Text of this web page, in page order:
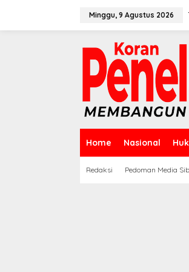
Minggu, 9 Agustus 2026
Home Nasional
Redaksi Pedoman Media